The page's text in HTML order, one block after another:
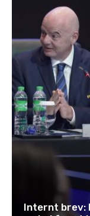
Internt brev: